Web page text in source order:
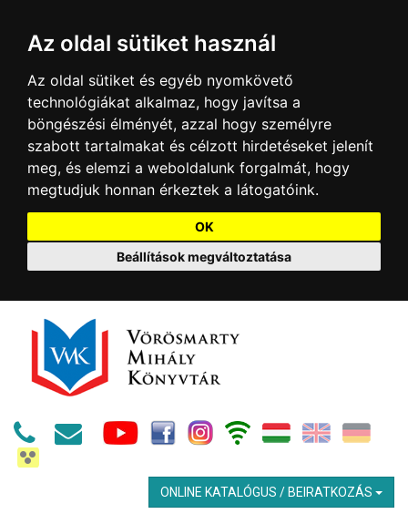
Az oldal sütiket használ
Az oldal sütiket és egyéb nyomkövető
technológiákat alkalmaz, hogy javítsa a
böngészési élményét, azzal hogy személyre
szabott tartalmakat és célzott hirdetéseket jelenít
meg, és elemzi a weboldalunk forgalmát, hogy
megtudjuk honnan érkeztek a látogatóink.
OK
Beállítások megváltoztatása
ONLINE KATALÓGUS / BEIRATKOZÁS